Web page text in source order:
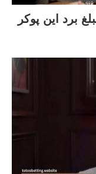
برد این پوکر